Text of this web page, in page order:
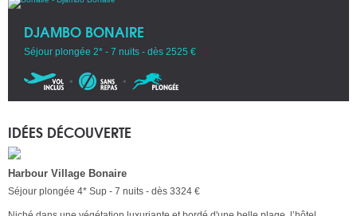
DJAMBO BONAIRE
Séjour plongée 2* - 7 nuits - dès 2525 €
IDÉES DÉCOUVERTE
Harbour Village Bonaire
Séjour plongée 4* Sup - 7 nuits - dès 3324 €